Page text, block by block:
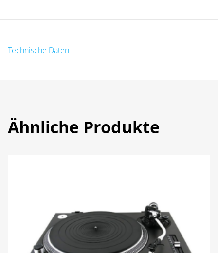
Technische Daten
Ähnliche Produkte